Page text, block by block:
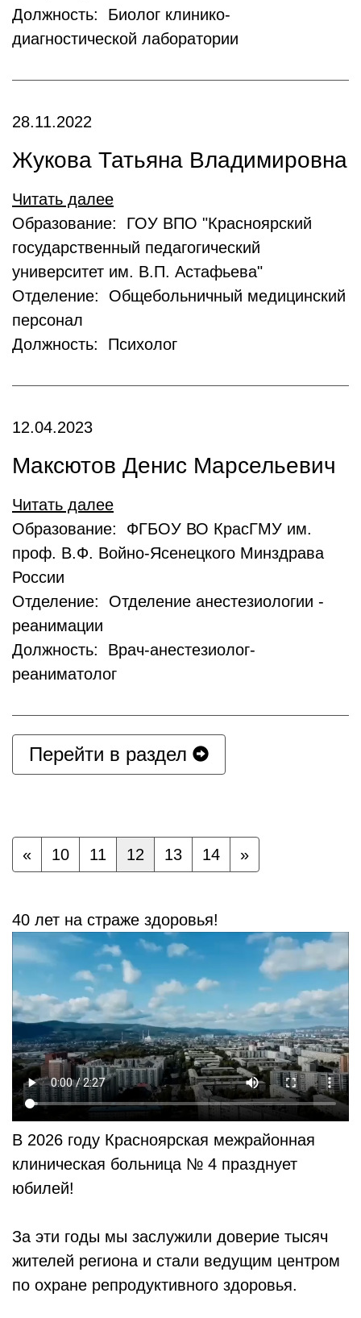
Должность: Биолог клинико-
диагностической лаборатории
28.11.2022
Жукова Татьяна Владимировна
Читать далее
Образование: ГОУ ВПО "Красноярский
государственный педагогический
университет им. В.П. Астафьева"
Отделение: Общебольничный медицинский
персонал
Должность: Психолог
12.04.2023
Максютов Денис Марсельевич
Читать далее
Образование: ФГБОУ ВО КрасГМУ им.
проф. В.Ф. Войно-Ясенецкого Минздрава
России
Отделение: Отделение анестезиологии -
реанимации
Должность: Врач-анестезиолог-
реаниматолог
Перейти в раздел
« 10 11 12 13 14 »
40 лет на страже здоровья!
В 2026 году Красноярская межрайонная
клиническая больница № 4 празднует
юбилей!
За эти годы мы заслужили доверие тысяч
жителей региона и стали ведущим центром
по охране репродуктивного здоровья.